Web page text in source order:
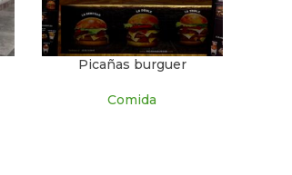
Picañas burguer
Comida